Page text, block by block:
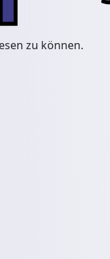
zu können.